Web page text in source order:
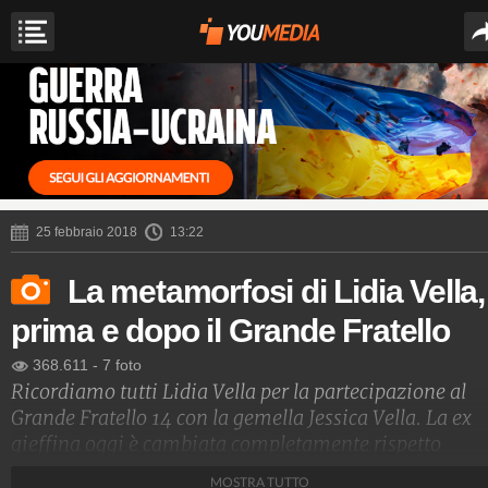
25 febbraio 2018 13:22
La metamorfosi di Lidia Vella,
prima e dopo il Grande Fratello
368.611 - 7 foto
Ricordiamo tutti Lidia Vella per la partecipazione al
Grande Fratello 14 con la gemella Jessica Vella. La ex
gieffina oggi è cambiata completamente rispetto
MOSTRA TUTTO